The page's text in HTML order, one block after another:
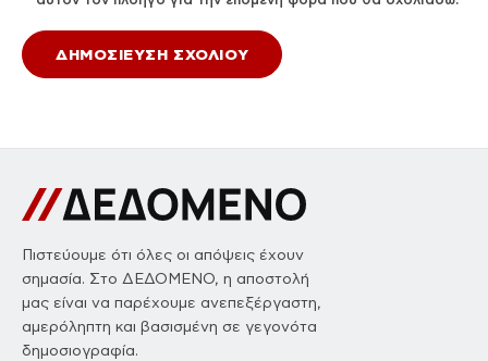
Πιστεύουμε ότι όλες οι απόψεις έχουν
σημασία. Στο ΔΕΔΟΜΕΝΟ, η αποστολή
μας είναι να παρέχουμε ανεπεξέργαστη,
αμερόληπτη και βασισμένη σε γεγονότα
δημοσιογραφία.